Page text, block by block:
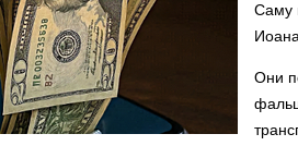
Саму
Они